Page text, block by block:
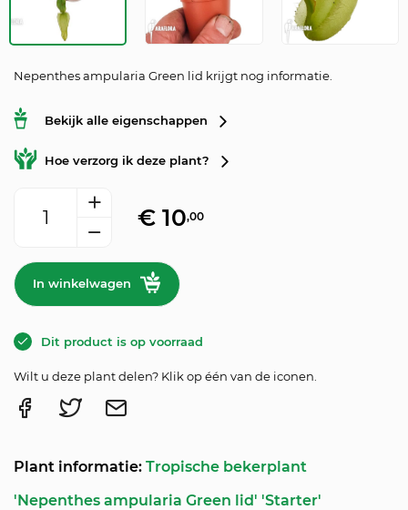
Nepenthes ampularia Green lid krijgt nog informatie.
Bekijk alle eigenschappen
Hoe verzorg ik deze plant?
Tropische bekerplant 'Nepenthes ampularia Green lid' 'Starter'
€ 10,00
In winkelwagen
Dit product is op voorraad
Wilt u deze plant delen? Klik op één van de iconen.
Plant informatie: Tropische bekerplant
'Nepenthes ampularia Green lid' 'Starter'